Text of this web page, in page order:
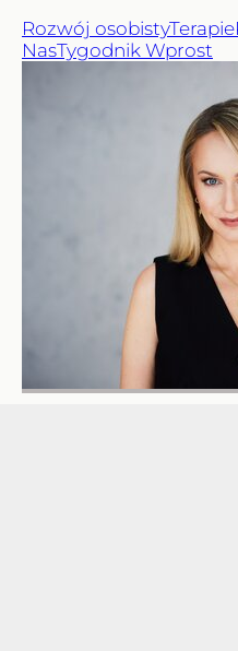
Rozwój osobistyTerapie
NasTygodnik Wprost